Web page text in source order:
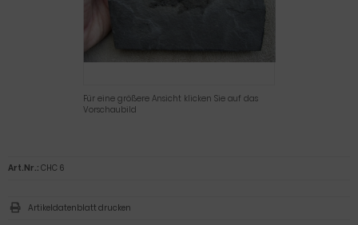
Für eine größere Ansicht klicken Sie auf das
Vorschaubild
Art.Nr.: CHC 6
Artikeldatenblatt drucken